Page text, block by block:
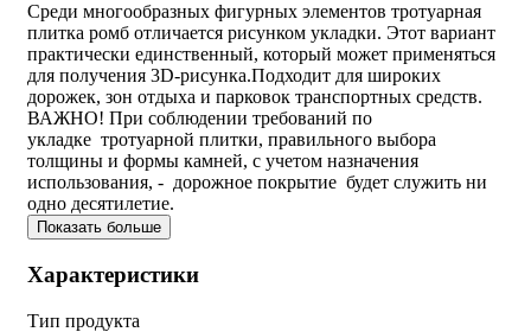
Среди многообразных фигурных элементов тротуарная
плитка ромб отличается рисунком укладки. Этот вариант
практически единственный, который может применяться
для получения 3D-рисунка.Подходит для широких
дорожек, зон отдыха и парковок транспортных средств.
ВАЖНО! При соблюдении требований по
укладке тротуарной плитки, правильного выбора
толщины и формы камней, с учетом назначения
использования, - дорожное покрытие будет служить ни
одно десятилетие.
Показать больше
Характеристики
Тип продукта